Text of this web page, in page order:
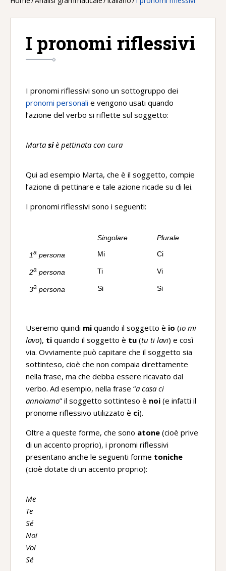
I pronomi riflessivi
I pronomi riflessivi sono un sottogruppo dei
pronomi personali e vengono usati quando
l’azione del verbo si riflette sul soggetto:
Marta siè pettinata con cura
Qui ad esempio Marta, che è il soggetto, compie
l’azione di pettinare e tale azione ricade su di lei.
I pronomi riflessivi sono i seguenti:
Singolare Plurale
1a persona Mi Ci
2a persona Ti Vi
3a persona Si Si
Useremo quindi mi quando il soggetto è io (io mi
lavo), ti quando il soggetto è tu (tu ti lavi) e così
via. Ovviamente può capitare che il soggetto sia
sottinteso, cioè che non compaia direttamente
nella frase, ma che debba essere ricavato dal
verbo. Ad esempio, nella frase “a casa ci
annoiamo” il soggetto sottinteso è noi (e infatti il
pronome riflessivo utilizzato è ci).
Oltre a queste forme, che sono atone (cioè prive
di un accento proprio), i pronomi riflessivi
presentano anche le seguenti forme toniche
(cioè dotate di un accento proprio):
Me
Te
Sé
Noi
Voi
Sé